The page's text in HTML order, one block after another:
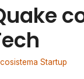
Startup